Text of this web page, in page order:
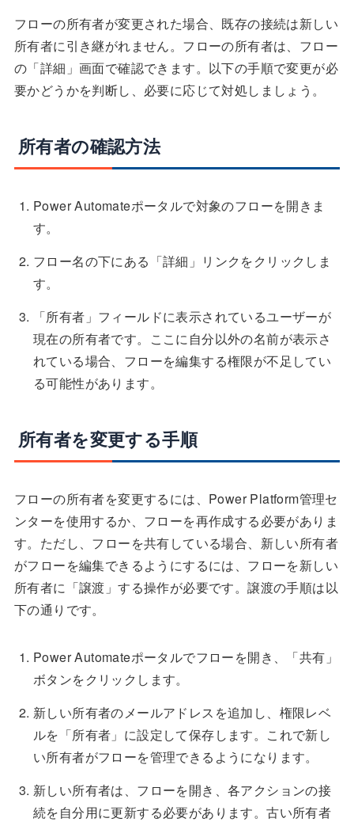
フローの所有者が変更された場合、既存の接続は新しい
所有者に引き継がれません。フローの所有者は、フロー
の「詳細」画面で確認できます。以下の手順で変更が必
要かどうかを判断し、必要に応じて対処しましょう。
所有者の確認方法
Power Automateポータルで対象のフローを開きま
す。
フロー名の下にある「詳細」リンクをクリックしま
す。
「所有者」フィールドに表示されているユーザーが
現在の所有者です。ここに自分以外の名前が表示さ
れている場合、フローを編集する権限が不足してい
る可能性があります。
所有者を変更する手順
フローの所有者を変更するには、Power Platform管理セ
ンターを使用するか、フローを再作成する必要がありま
す。ただし、フローを共有している場合、新しい所有者
がフローを編集できるようにするには、フローを新しい
所有者に「譲渡」する操作が必要です。譲渡の手順は以
下の通りです。
Power Automateポータルでフローを開き、「共有」
ボタンをクリックします。
新しい所有者のメールアドレスを追加し、権限レベ
ルを「所有者」に設定して保存します。これで新し
い所有者がフローを管理できるようになります。
新しい所有者は、フローを開き、各アクションの接
続を自分用に更新する必要があります。古い所有者